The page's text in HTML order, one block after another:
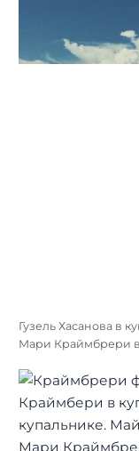
Гузель Хасанова в
Мари Краймбрери в